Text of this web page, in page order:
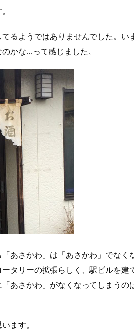
るようではありませんでした。い
かな…って感じました。
あさかわ」は「あさかわ」でなく
タリーの拡張らしく、駅ビルを建
あさかわ」がなくなってしまうの
ます。